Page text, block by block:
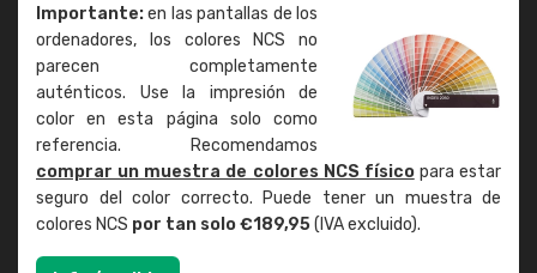
Importante:en las pantallas de los
ordenadores, los colores NCS no
parecen completamente
auténticos. Use la impresión de
color en esta página solo como
referencia. Recomendamos
comprar un muestra de colores NCS físicopara estar
seguro del color correcto. Puede tener un muestra de
colores NCS por tan solo €189,95(IVA excluido).